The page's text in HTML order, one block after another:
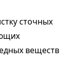
сточных
веществ